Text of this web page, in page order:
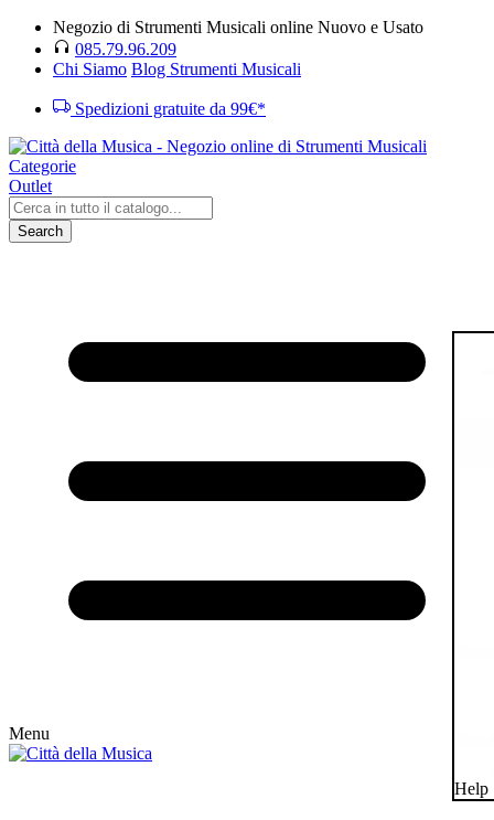
Negozio di Strumenti Musicali online Nuovo e Usato
085.79.96.209
Chi Siamo Blog Strumenti Musicali
Spedizioni gratuite da 99€*
Categorie
Outlet
Search
Menu
Help